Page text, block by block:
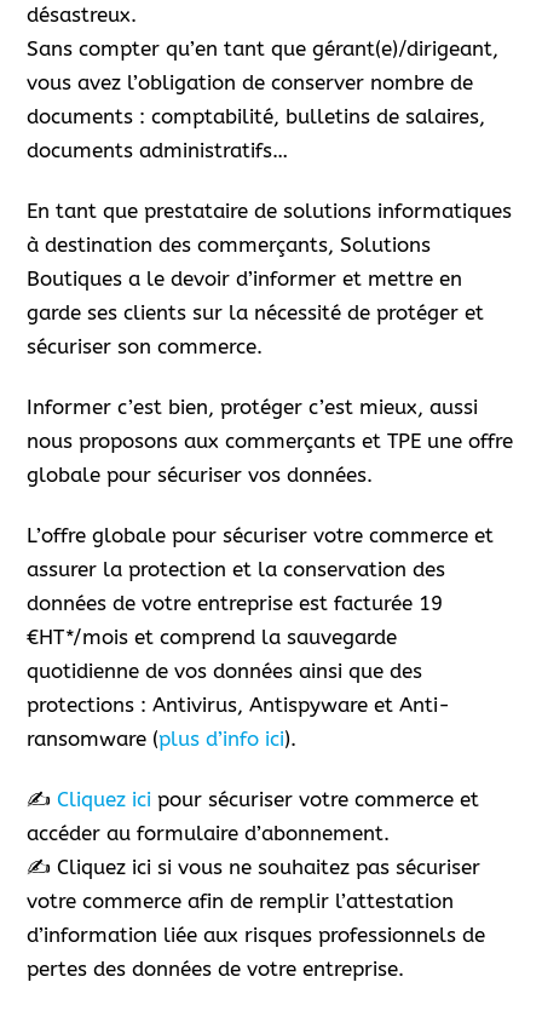
désastreux.
Sans compter qu’en tant que gérant(e)/dirigeant,
vous avez l’obligation de conserver nombre de
documents : comptabilité, bulletins de salaires,
documents administratifs…
En tant que prestataire de solutions informatiques
à destination des commerçants, Solutions
Boutiques a le devoir d’informer et mettre en
garde ses clients sur la nécessité de protéger et
sécuriser son commerce.
Informer c’est bien, protéger c’est mieux, aussi
nous proposons aux commerçants et TPE une offre
globale pour sécuriser vos données.
L’offre globale pour sécuriser votre commerce et
assurer la protection et la conservation des
données de votre entreprise est facturée 19
€HT*/mois et comprend la sauvegarde
quotidienne de vos données ainsi que des
protections : Antivirus, Antispyware et Anti-
ransomware (plus d’info ici).
✍️Cliquez ici pour sécuriser votre commerce et
accéder au formulaire d’abonnement.
✍️ Cliquez ici si vous ne souhaitez pas sécuriser
votre commerce afin de remplir l’attestation
d’information liée aux risques professionnels de
pertes des données de votre entreprise.